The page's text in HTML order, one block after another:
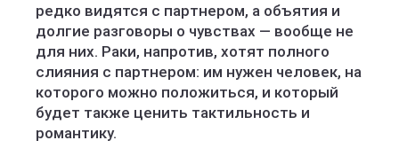
редко видятся с партнером, а объятия и
долгие разговоры о чувствах — вообще не
для них. Раки, напротив, хотят полного
слияния с партнером: им нужен человек, на
которого можно положиться, и который
будет также ценить тактильность и
романтику.